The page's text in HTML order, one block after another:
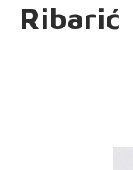
Ribarić